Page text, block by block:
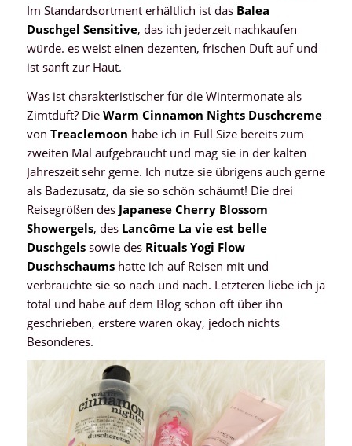
Im Standardsortment erhältlich ist das Balea
Duschgel Sensitive, das ich jederzeit nachkaufen
würde. es weist einen dezenten, frischen Duft auf und
ist sanft zur Haut.
Was ist charakteristischer für die Wintermonate als
Zimtduft? DieWarm Cinnamon Nights Duschcreme
von Treaclemoon habe ich in Full Size bereits zum
zweiten Mal aufgebraucht und mag sie in der kalten
Jahreszeit sehr gerne. Ich nutze sie übrigens auch gerne
als Badezusatz, da sie so schön schäumt! Die drei
Reisegrößen des Japanese Cherry Blossom
Showergels, desLancôme La vie est belle
Duschgelssowie des Rituals Yogi Flow
Duschschaumshatte ich auf Reisen mit und
verbrauchte sie so nach und nach. Letzteren liebe ich ja
total und habe auf dem Blog schon oft über ihn
geschrieben, erstere waren okay, jedoch nichts
Besonderes.